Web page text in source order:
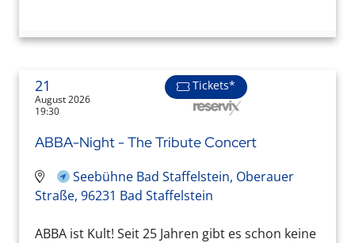
21
August 2026
19:30
Tickets*
ABBA-Night - The Tribute Concert
Seebühne Bad Staffelstein, Oberauer
Straße, 96231 Bad Staffelstein
ABBA ist Kult! Seit 25 Jahren gibt es schon keine